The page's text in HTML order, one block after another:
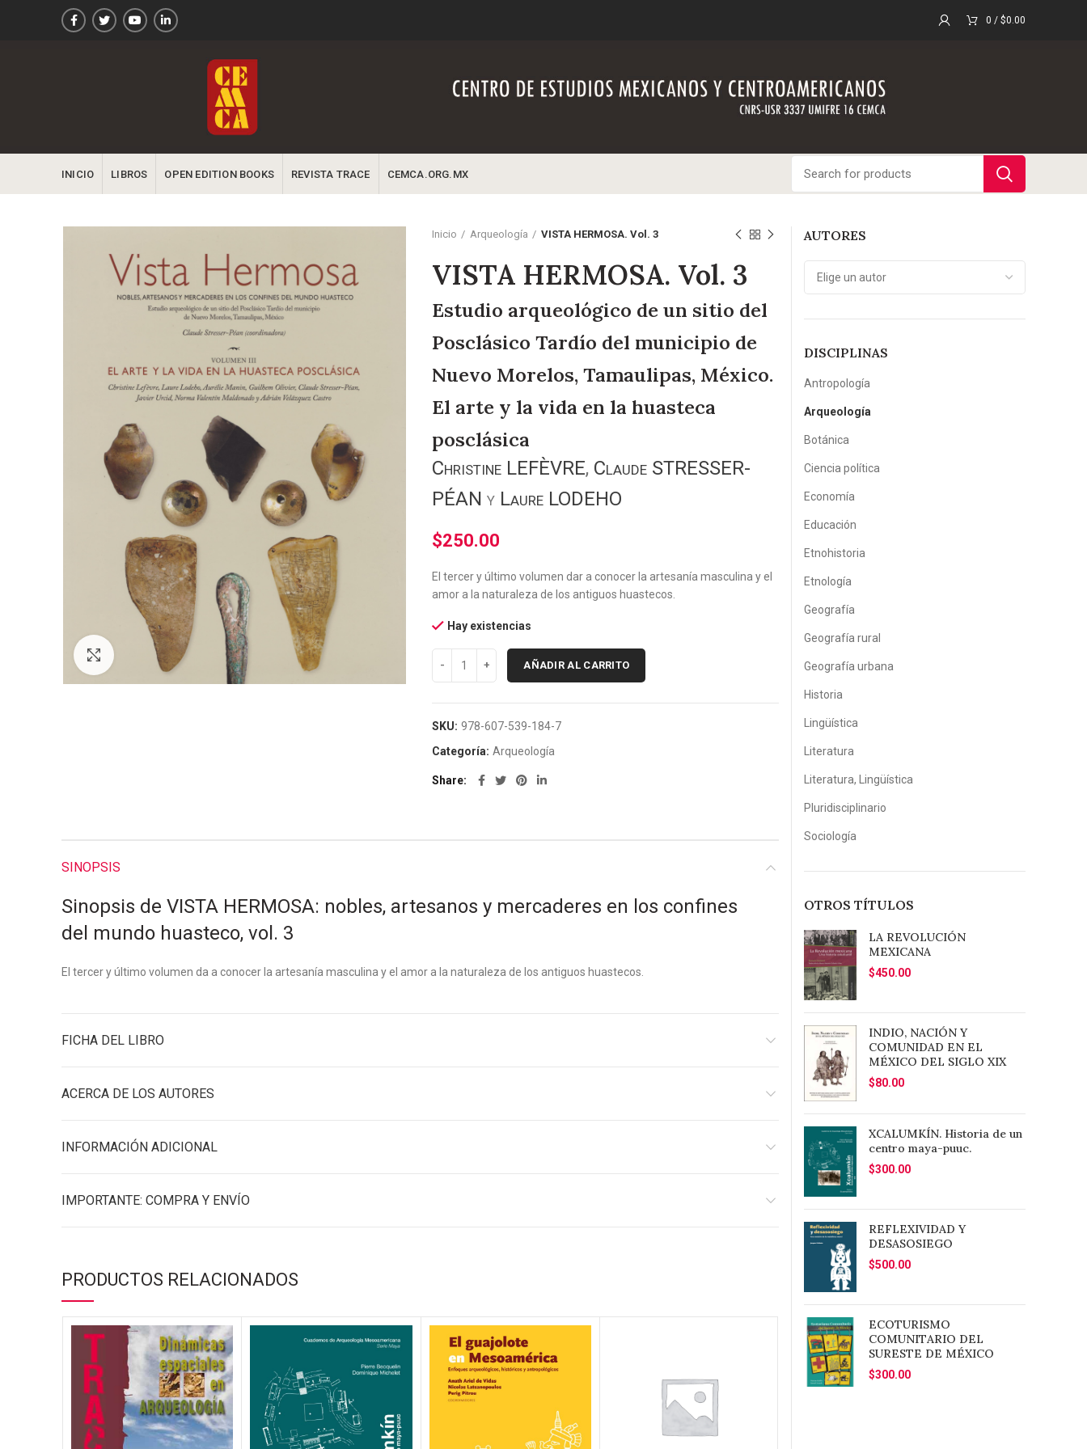
0 / $0.00
INICIO LIBROS OPEN EDITION BOOKS REVISTA TRACE CEMCA.ORG.MX
Click to enlarge
Inicio Arqueología VISTA HERMOSA. Vol. 3
VISTA HERMOSA. Vol. 3
Estudio arqueológico de un sitio del
Posclásico Tardío del municipio de
Nuevo Morelos, Tamaulipas, México.
El arte y la vida en la huasteca
posclásica
Christine LEFÈVRE, Claude STRESSER-
PÉAN y Laure LODEHO
$250.00
El tercer y último volumen dar a conocer la artesanía masculina y el
amor a la naturaleza de los antiguos huastecos.
Hay existencias
AÑADIR AL CARRITO
SKU: 978-607-539-184-7
Categoría: Arqueología
Share
SINOPSIS
Sinopsis de VISTA HERMOSA: nobles, artesanos y mercaderes en los confines
del mundo huasteco, vol. 3
El tercer y último volumen da a conocer la artesanía masculina y el amor a la naturaleza de los antiguos huastecos.
FICHA DEL LIBRO
ACERCA DE LOS AUTORES
INFORMACIÓN ADICIONAL
IMPORTANTE: COMPRA Y ENVÍO
PRODUCTOS RELACIONADOS
AUTORES
DISCIPLINAS
Antropología
Arqueología
Botánica
Ciencia política
Economía
Educación
Etnohistoria
Etnología
Geografía
Geografía rural
Geografía urbana
Historia
Lingüística
Literatura
Literatura, Lingüística
Pluridisciplinario
Sociología
OTROS TÍTULOS
LA REVOLUCIÓN
MEXICANA
$450.00
INDIO, NACIÓN Y
COMUNIDAD EN EL
MÉXICO DEL SIGLO XIX
$80.00
XCALUMKÍN. Historia de un
centro maya-puuc.
$300.00
REFLEXIVIDAD Y
DESASOSIEGO
$500.00
ECOTURISMO
COMUNITARIO DEL
SURESTE DE MÉXICO
$300.00